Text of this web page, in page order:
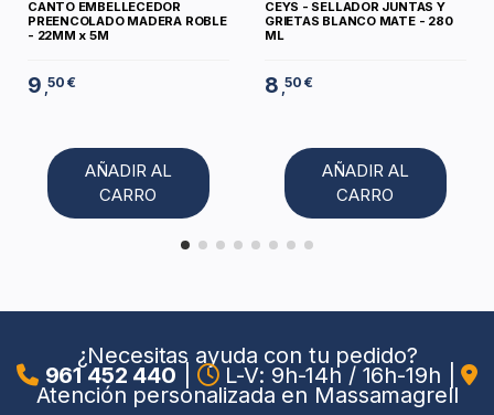
CANTO EMBELLECEDOR
PREENCOLADO MADERA ROBLE
- 22MM x 5M
9 ,50 €
AÑADIR AL
CARRO
CEYS - SELLADOR JUNTAS Y
GRIETAS BLANCO MATE - 280
ML
8 ,50 €
AÑADIR AL
CARRO
¿Necesitas ayuda con tu pedido?
961 452 440 L-V: 9h-14h / 16h-19h
Atención personalizada en Massamagrell